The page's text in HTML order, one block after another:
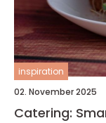
inspiration
02. November 2025
Catering: